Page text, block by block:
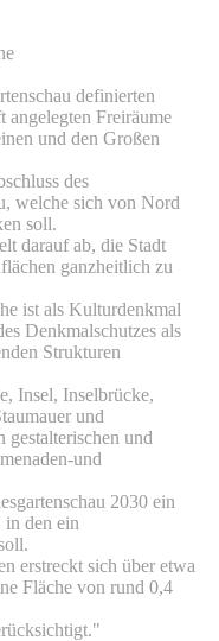
definierten
angelegten Freiräume
und den Großen
des
welche sich von Nord
soll.
darauf ab, die Stadt
ganzheitlich zu
ist als Kulturdenkmal
Denkmalschutzes als
Strukturen
Insel, Inselbrücke,
und
gestalterischen und
und
2030 ein
in den ein
erstreckt sich über etwa
Fläche von rund 0,4